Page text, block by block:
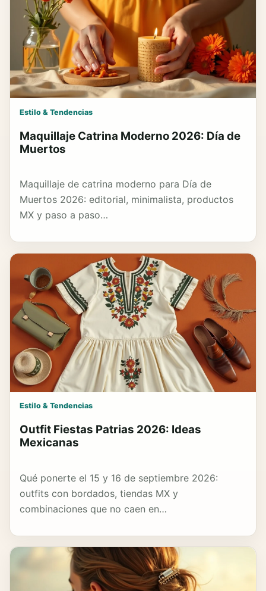
Estilo & Tendencias
Maquillaje Catrina Moderno 2026: Día de
Muertos
Maquillaje de catrina moderno para Día de
Muertos 2026: editorial, minimalista, productos
MX y paso a paso…
Estilo & Tendencias
Outfit Fiestas Patrias 2026: Ideas
Mexicanas
Qué ponerte el 15 y 16 de septiembre 2026:
outfits con bordados, tiendas MX y
combinaciones que no caen en…